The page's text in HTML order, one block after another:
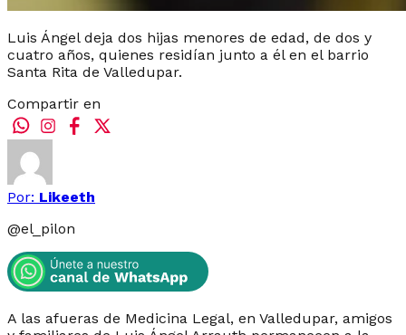
Luis Ángel deja dos hijas menores de edad, de dos y
cuatro años, quienes residían junto a él en el barrio
Santa Rita de Valledupar.
Compartir en
Por: Likeeth
@el_pilon
A las afueras de Medicina Legal, en Valledupar, amigos